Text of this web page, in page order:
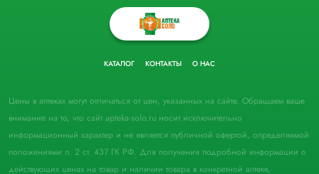
КАТАЛОГ КОНТАКТЫ О НАС
Цены в аптеках могут отличаться от цен, указанных на сайте. Обращаем ваше
внимание на то, что сайт apteka-solo.ru носит исключительно
информационный характер и не является публичной офертой, определяемой
положениями п. 2 ст. 437 ГК РФ. Для получения подробной информации о
действующих ценах на товар и наличии товара в конкретной аптеке,